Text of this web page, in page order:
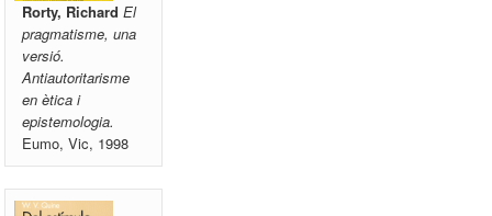
Rorty, Richard El
pragmatisme, una
versió.
Antiautoritarisme
en ètica i
epistemologia.
Eumo, Vic, 1998